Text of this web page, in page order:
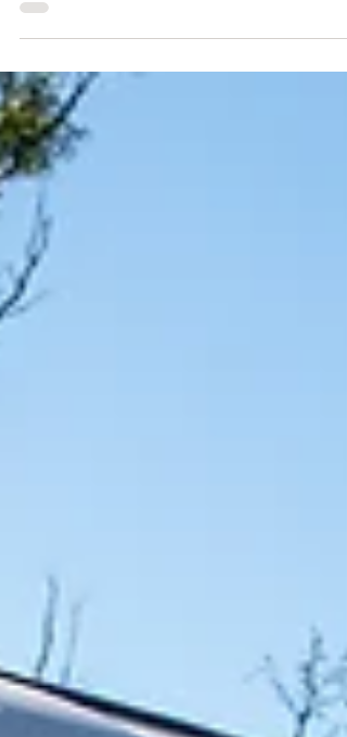
A Transportes Gavazzoni, de Concórdia (SC),
está obtendo no mínimo 10% de economia de